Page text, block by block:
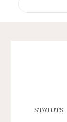
STATUTS